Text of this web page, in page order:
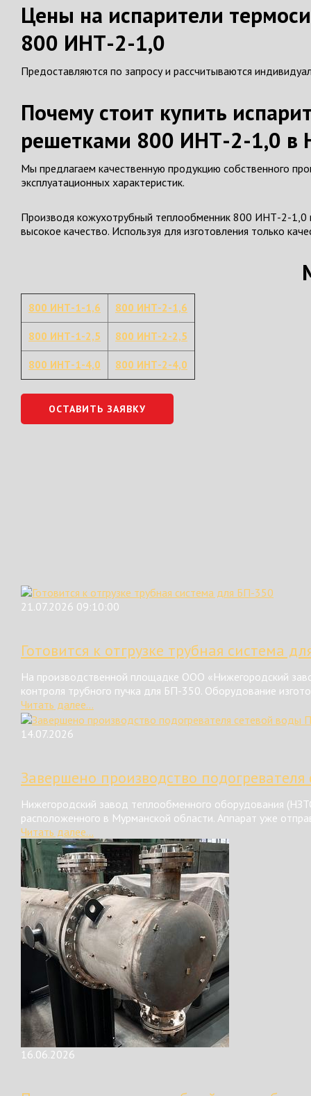
Цены на испарители
800 ИНТ-2-1,0
Предоставляются по запросу и рассчитываются
Почему стоит купить
решетками 800 ИНТ-2-1,0 в
Мы предлагаем качественную продукцию собственного
эксплуатационных характеристик.
Производя кожухотрубный теплообменник 800 ИНТ-2-1,0
высокое качество. Используя для изготовления только
800 ИНТ-1-1,6 800 ИНТ-2-1,6
800 ИНТ-1-2,5 800 ИНТ-2-2,5
800 ИНТ-1-4,0 800 ИНТ-2-4,0
ОСТАВИТЬ ЗАЯВКУ
21.07.2026 09:10:00
Готовится к отгрузке трубная система
На производственной площадке ООО «Нижегородский
контроля трубного пучка для БП-350. Оборудование
Читать далее...
14.07.2026
Завершено производство
Нижегородский завод теплообменного оборудования
расположенного в Мурманской области. Аппарат уже
Читать далее...
16.06.2026